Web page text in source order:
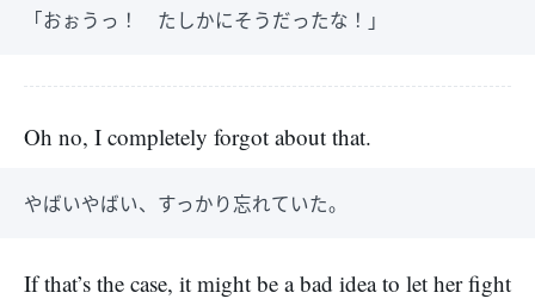
「おぉうっ！ たしかにそうだったな！」
Oh no, I completely forgot about that.
やばいやばい、すっかり忘れていた。
If that’s the case, it might be a bad idea to let her fight